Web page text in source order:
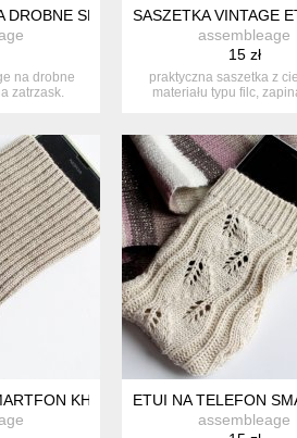
DROBNE SKARBY
na drobne
zatrzask.
SASZETKA VINTAGE
assembleage
15 zł
praktyczna saszetka z
materiału typu filc,
KHAKI
ETUI NA TELEFON
assembleage